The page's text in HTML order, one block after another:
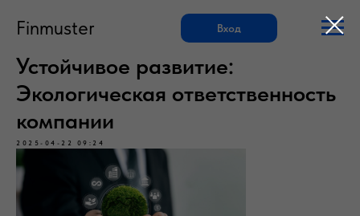
Finmuster Вход
Устойчивое развитие:
Экологическая ответственность
компании
2025-04-22 09:24